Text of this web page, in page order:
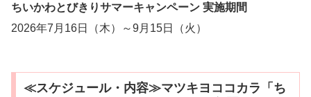
ちいかわとびきりサマーキャンペーン 実施期間
2026年7月16日（木）～9月15日（火）
≪スケジュール・内容≫マツキヨココカラ「ち